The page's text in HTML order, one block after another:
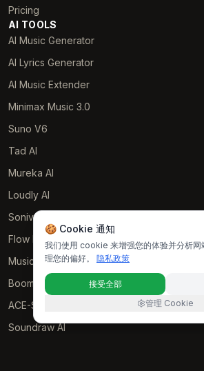
Pricing
AI TOOLS
AI Music Generator
AI Lyrics Generator
AI Music Extender
Minimax Music 3.0
Suno V6
Tad AI
Mureka AI
Loudly AI
Soniva Music AI
Flow Music
Music GPT
Boomy AI
ACE-Step AI
Soundraw AI
🍪 Cookie 通知
我们使用 cookie 来增强您的体验并分析网
理您的偏好。
隐私政策
接受全部
管理 Cookie